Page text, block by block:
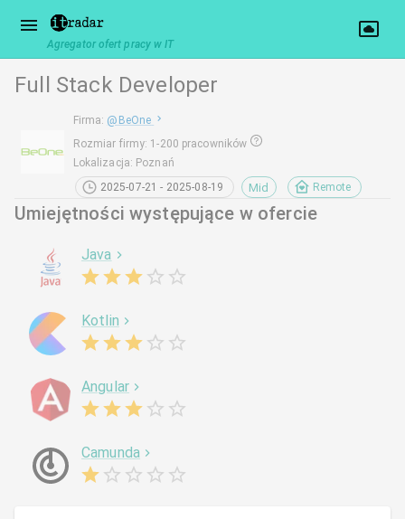
Agregator ofert pracy w IT
Full Stack Developer
Firma: @ BeOne
Rozmiar firmy: 1-200 pracowników
Lokalizacja: Poznań
2025-07-21 - 2025-08-19
Mid Remote
Umiejętności występujące w ofercie
Java
Kotlin
Angular
Camunda